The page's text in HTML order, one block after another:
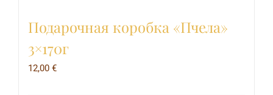
Подарочная коробка «Пчела»
3×170г
12,00 €